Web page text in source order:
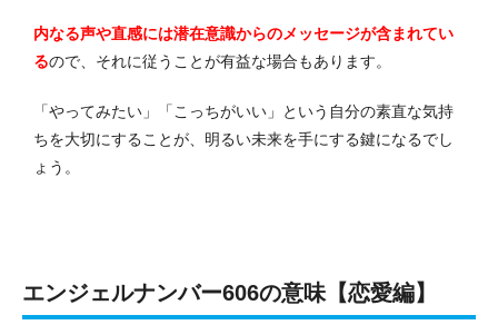
内なる声や直感には潜在意識からのメッセージが含まれてい
るので、それに従うことが有益な場合もあります。
「やってみたい」「こっちがいい」という自分の素直な気持
ちを大切にすることが、明るい未来を手にする鍵になるでし
ょう。
エンジェルナンバー606の意味【恋愛編】